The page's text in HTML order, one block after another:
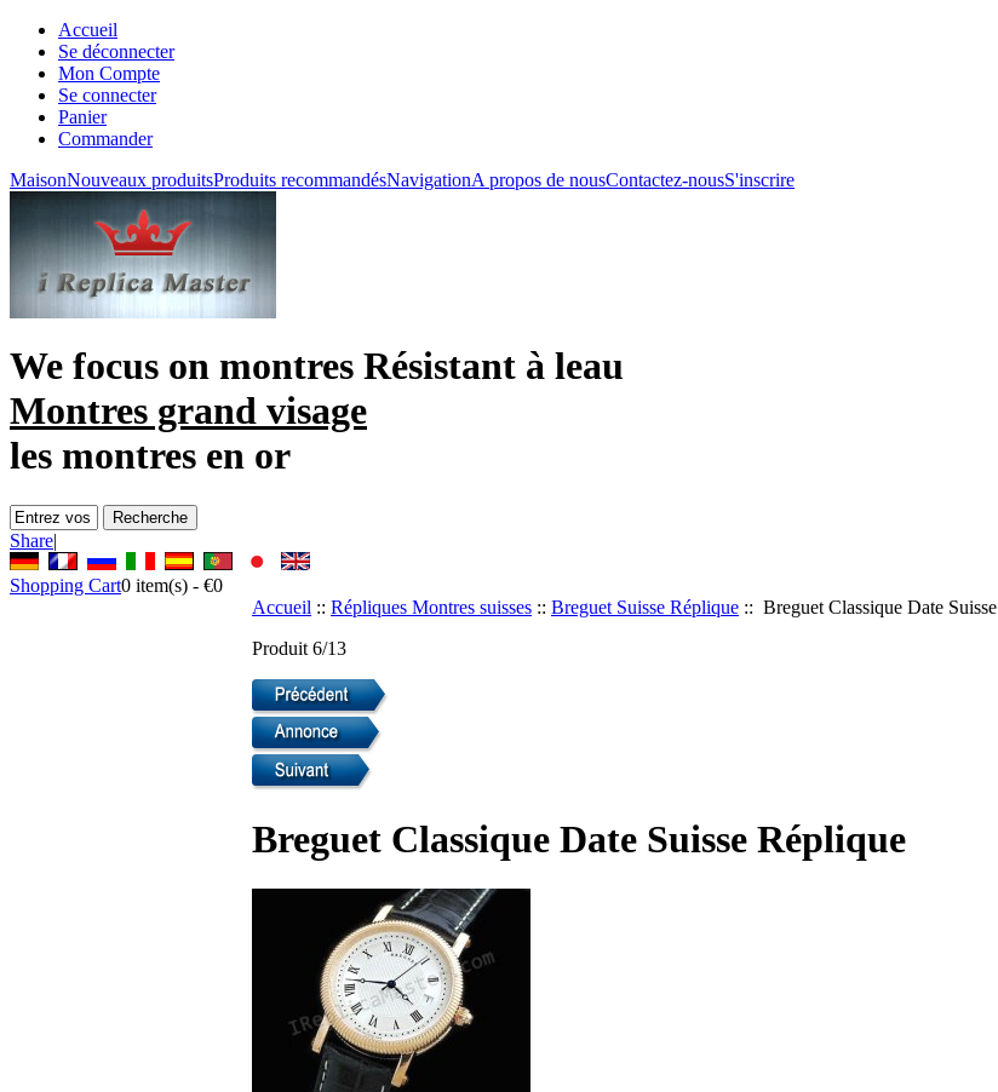
Accueil
Se déconnecter
Mon Compte
Se connecter
Panier
Commander
MaisonNouveaux produitsProduits recommandésNavigationA propos de nousContactez-nousS'inscrire
We focus on montres Résistant à leau
Montres grand visage
les montres en or
Share|
Shopping Cart0 item(s) - €0
Accueil :: Répliques Montres suisses :: Breguet Suisse Réplique :: Breguet Classique Date
Produit 6/13
Breguet Classique Date Suisse Réplique